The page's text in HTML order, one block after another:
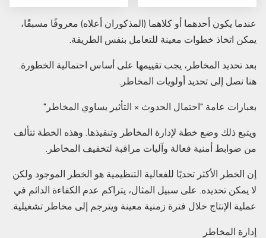
عندما يكون أحدهما أو كلاهما (المذكوران أعلاە) معروفًا مسبقًا،
يمكن اتخاذ خطوات معينة للتعامل بنفس الطريقة.
بعد تحديد المخاطر، يجب تقييمها على أساس احتمالية الخطورة.
هنا نصل إلى تحديد أولويات المخاطر.
بعبارات عامة "احتمال الحدوث × التأثير يساوي المخاطر"
ويتبع ذلك وضع خطة لإدارة المخاطر وتنفيذها. وهذه الخطة تتألف
من ضوابط أمنية فعالة وآليات مراقبة لتخفيف المخاطر.
إن الخطر الأكثر تحديًا للفعالية التنظيمية هو الخطر الموجود ولكن
لا يمكن تحديده. على سبيل المثال، يتراكم عدم الكفاءة الدائم في
عملية الإنتاج خلال فترة زمنية معينة ويترجم إلى مخاطر تشغيلية.
إدارة المخاطر